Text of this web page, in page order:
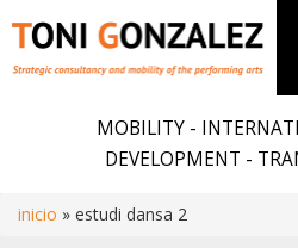
MOBILITY -
DEVELOPMENT -
inicio estudi dansa 2